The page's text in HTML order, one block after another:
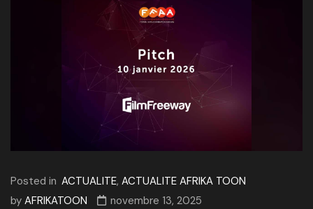
Posted in ACTUALITE, ACTUALITE AFRIKA TOON
by AFRIKATOON novembre 13, 2025